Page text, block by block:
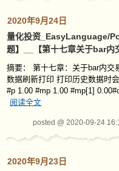
2020年9月24日
量化投资_EasyLanguage/
题】__【第十七章关于bar内
摘要： 第十七章：关于bar内交
数据刷新打印 打印历史数据时
#p 1.00 #mp 1.00 #mp[1]
阅读全文
posted @ 2020-09-24
2020年9月23日